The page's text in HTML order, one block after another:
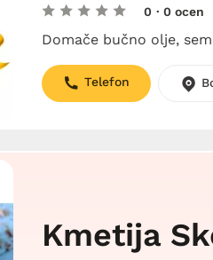
0 · 0 ocen
Domače bučno olje,
Telefon
Kmetija